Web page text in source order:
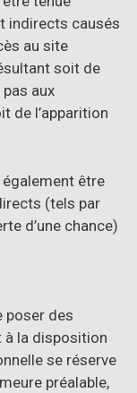
indirects causés
au site
soit de
aux
de l’apparition
être
(tels par
d’une chance)
poser des
à la disposition
se réserve
préalable,